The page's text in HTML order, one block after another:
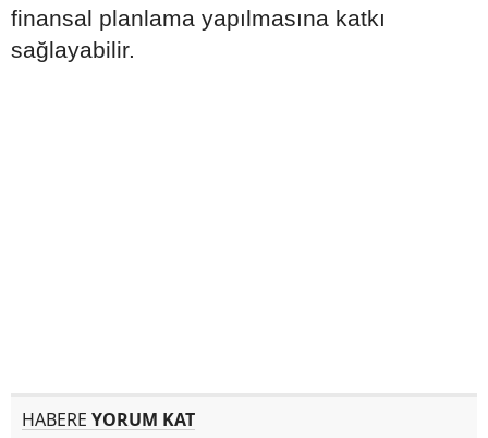
finansal planlama yapılmasına katkı
sağlayabilir.
HABERE YORUM KAT